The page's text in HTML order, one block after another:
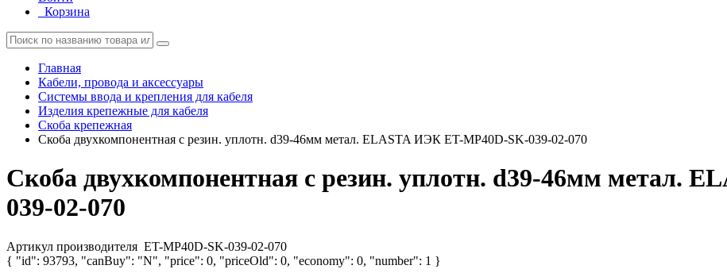
Корзина
Главная
Кабели, провода и аксессуары
Системы ввода и крепления для кабеля
Изделия крепежные для кабеля
Скоба крепежная
Скоба двухкомпонентная с резин. уплотн. d39-46мм метал. ELASTA ИЭК ET-MP40D-SK-039-02-070
Скоба двухкомпонентная с резин. уплотн. d39-46мм метал.
039-02-070
Артикул производителя ET-MP40D-SK-039-02-070
{ "id": 93793, "canBuy": "N", "price": 0, "priceOld": 0, "economy": 0, "number": 1 }